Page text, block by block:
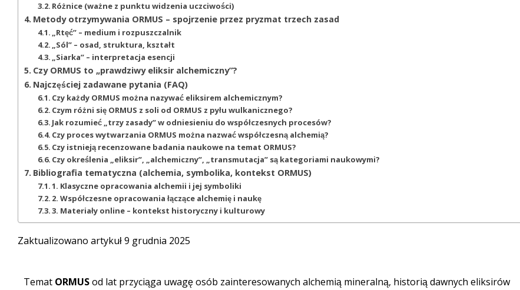
Różnice (ważne z punktu widzenia uczciwości)
Metody otrzymywania ORMUS – spojrzenie przez pryzmat trzech zasad
„Rtęć” – medium i rozpuszczalnik
„Sól” – osad, struktura, kształt
„Siarka” – interpretacja esencji
Czy ORMUS to „prawdziwy eliksir alchemiczny”?
Najczęściej zadawane pytania (FAQ)
Czy każdy ORMUS można nazywać eliksirem alchemicznym?
Czym różni się ORMUS z soli od ORMUS z pyłu wulkanicznego?
Jak rozumieć „trzy zasady” w odniesieniu do współczesnych procesów?
Czy proces wytwarzania ORMUS można nazwać współczesną alchemią?
Czy istnieją recenzowane badania naukowe na temat ORMUS?
Czy określenia „eliksir”, „alchemiczny”, „transmutacja” są kategoriami naukowymi?
Bibliografia tematyczna (alchemia, symbolika, kontekst ORMUS)
1. Klasyczne opracowania alchemii i jej symboliki
2. Współczesne opracowania łączące alchemię i naukę
3. Materiały online – kontekst historyczny i kulturowy
Zaktualizowano artykuł 9 grudnia 2025
Temat ORMUSod lat przyciąga uwagę osób zainteresowanych alchemią mineralną, historią dawnych eliksirów